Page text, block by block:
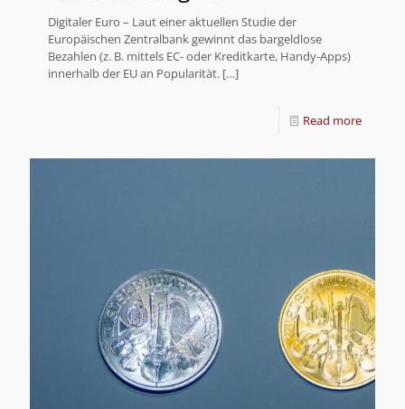
Digitaler Euro – Laut einer aktuellen Studie der
Europäischen Zentralbank gewinnt das bargeldlose
Bezahlen (z. B. mittels EC- oder Kreditkarte, Handy-Apps)
innerhalb der EU an Popularität. […]
Read more